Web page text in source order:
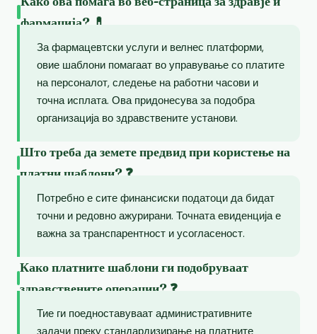
фармација? 💊
За фармацевтски услуги и велнес платформи,
овие шаблони помагаат во управување со платите
на персоналот, следење на работни часови и
точна исплата. Ова придонесува за подобра
организација во здравствените установи.
Што треба да земете предвид при користење на
платни шаблони? ❓
Потребно е сите финансиски податоци да бидат
точни и редовно ажурирани. Точната евиденција е
важна за транспарентност и усогласеност.
Како платните шаблони ги подобруваат
здравствените операции? ❓
Тие ги поедноставуваат административните
задачи преку стандардизирање на платните